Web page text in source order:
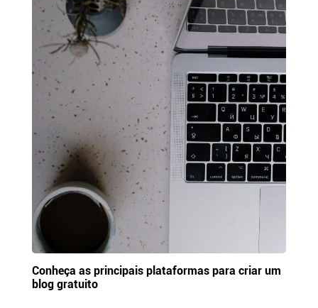
Conheça as principais plataformas para criar um
blog gratuito